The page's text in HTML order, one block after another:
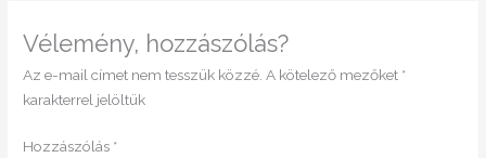
Vélemény, hozzászólás?
Az e-mail címet nem tesszük közzé. A kötelező mezőket *
karakterrel jelöltük
Hozzászólás *